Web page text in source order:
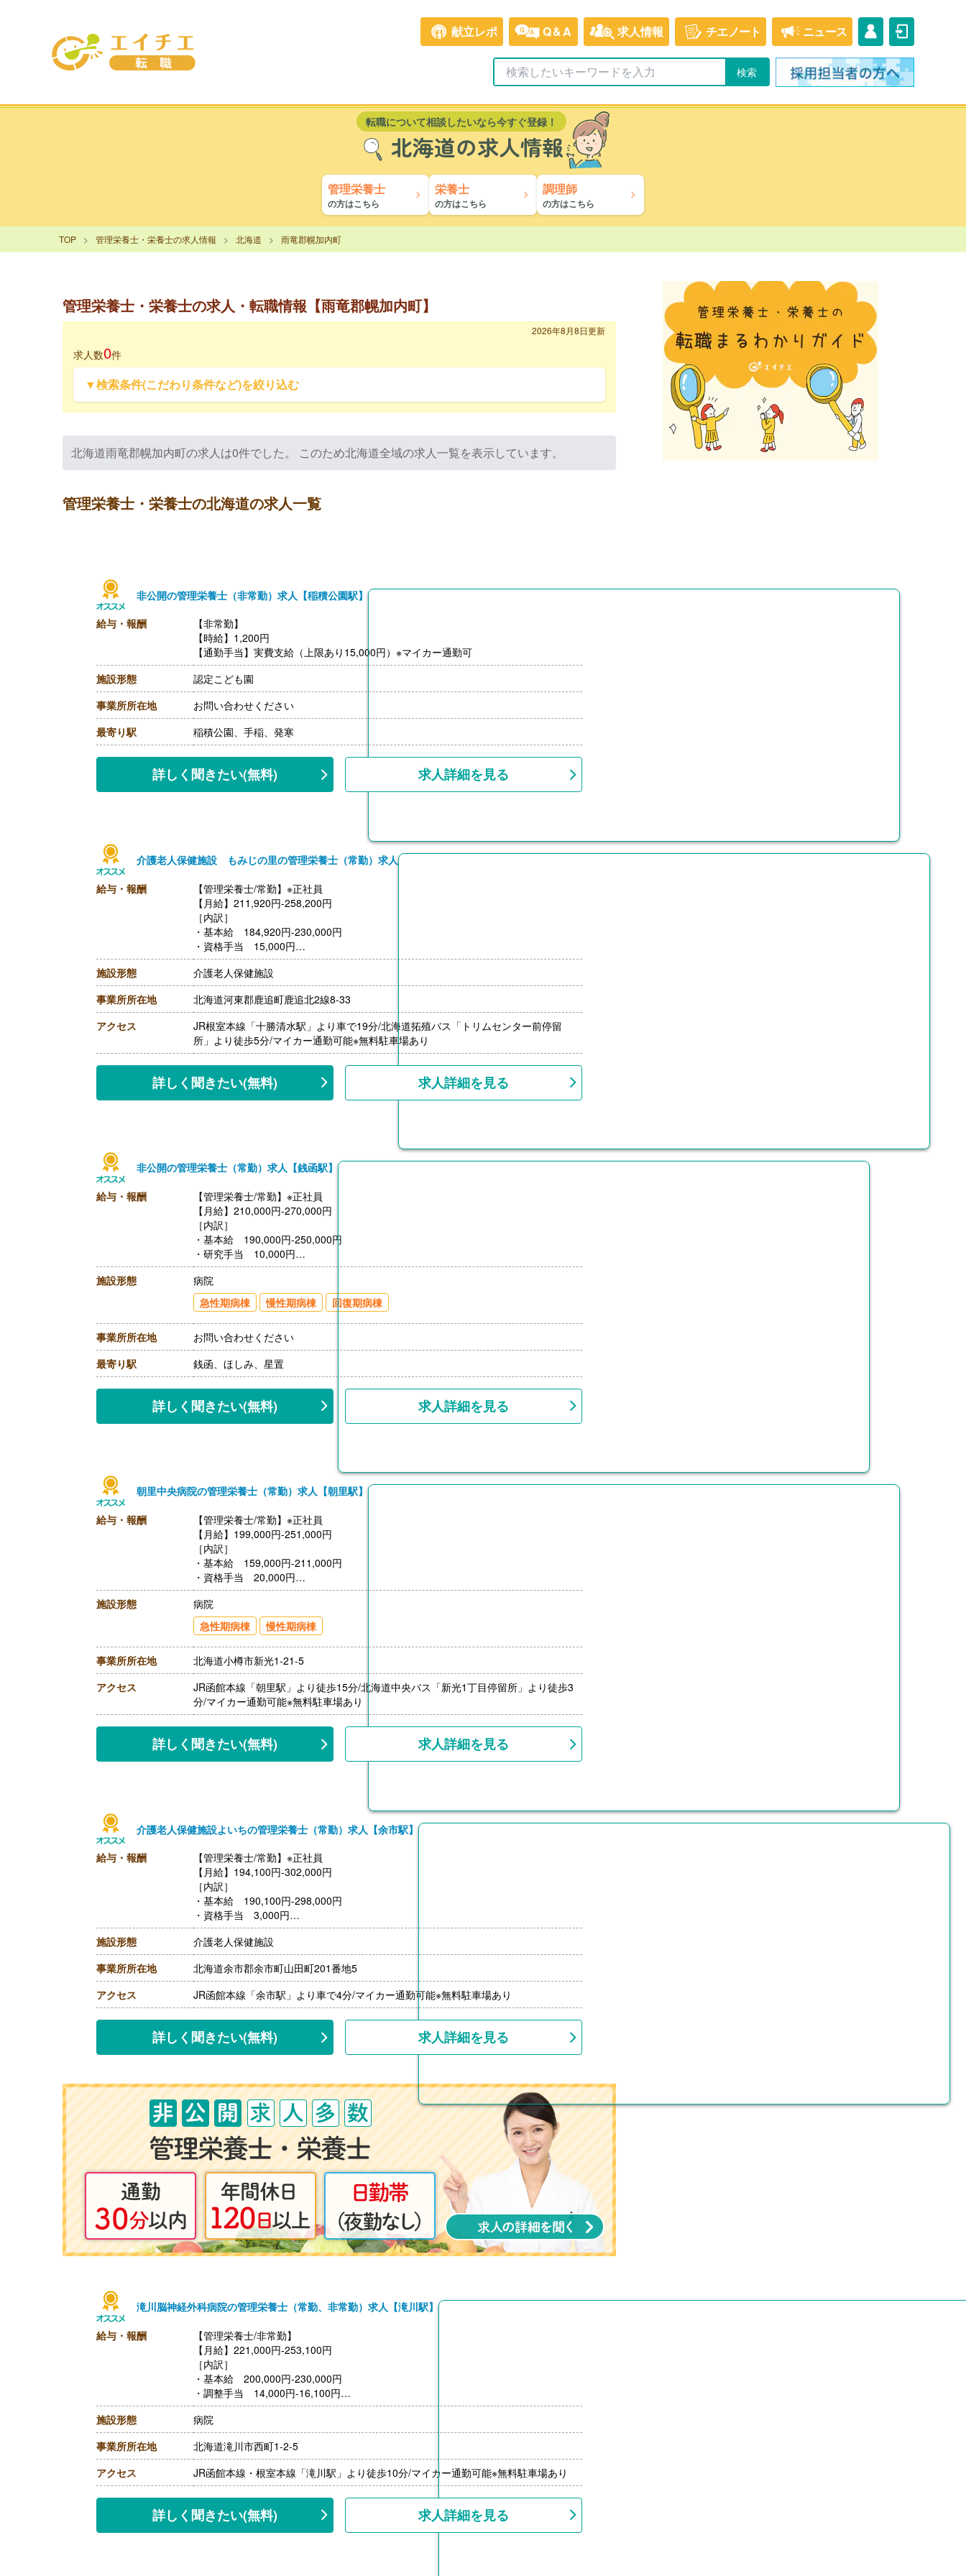
献立レポ Q&A 求人情報 チエノート ニュース
転職について相談したいなら今すぐ登録！
北海道の求人情報
管理栄養士
の方はこちら
栄養士
の方はこちら
調理師
の方はこちら
TOP 管理栄養士・栄養士の求人情報 北海道 雨竜郡幌加内町
管理栄養士・栄養士の求人・転職情報【雨竜郡幌加内町】
2026年8月8日更新
求人数0件
▼検索条件(こだわり条件など)を絞り込む
北海道雨竜郡幌加内町の求人は0件でした。 このため北海道全域の求人一覧を表示しています。
管理栄養士・栄養士の北海道の求人一覧
非公開の管理栄養士（非常勤）求人【稲積公園駅】
給与・報酬
【非常勤】
【時給】1,200円
【通勤手当】実費支給（上限あり15,000円）※マイカー通勤可
施設形態
認定こども園
事業所所在地
お問い合わせください
最寄り駅
稲積公園、手稲、発寒
詳しく聞きたい(無料) 求人詳細を見る
介護老人保健施設 もみじの里の管理栄養士（常勤）求人
給与・報酬
【管理栄養士/常勤】※正社員
【月給】211,920円-258,200円
［内訳］
・基本給 184,920円-230,000円
・資格手当 15,000円
・処遇改善手当 12,000円-13,200円
［その他手当］
・住宅手当 0円-30,000円
・寒冷地手当 60,000円/年（単身）
【賞与】年2回（計4.30ヶ月分）※前年度実績
【通勤手当】あり（上限11,000円/月）※距離に応じて支給
【昇給】あり（1月あたり0円-1,500円）※前年度実績
施設形態
介護老人保健施設
事業所所在地
北海道河東郡鹿追町鹿追北2線8-33
アクセス
JR根室本線「十勝清水駅」より車で19分/北海道拓殖バス「トリムセンター前停留
所」より徒歩5分/マイカー通勤可能※無料駐車場あり
詳しく聞きたい(無料) 求人詳細を見る
非公開の管理栄養士（常勤）求人【銭函駅】
給与・報酬
【管理栄養士/常勤】※正社員
【月給】210,000円-270,000円
［内訳］
・基本給 190,000円-250,000円
・研究手当 10,000円
・ベースアップ手当 10,000円
【賞与】年2回（計4.30ヶ月分）※前年度実績
【通勤手当】あり（上限20,900円/月）※片道2km以上
【昇給】なし
【退職金】あり※勤続3年以上
施設形態
病院
急性期病棟
慢性期病棟 回復期病棟
事業所所在地
お問い合わせください
最寄り駅
銭函、ほしみ、星置
詳しく聞きたい(無料) 求人詳細を見る
朝里中央病院の管理栄養士（常勤）求人【朝里駅】
給与・報酬
【管理栄養士/常勤】※正社員
【月給】199,000円-251,000円
［内訳］
・基本給 159,000円-211,000円
・資格手当 20,000円
・調整手当 10,000円
・住宅手当 10,000円
【賞与】年2回（計3.20ヶ月分）※前年度実績
【通勤手当】あり（上限30,000円/月）
【昇給】あり（1月あたり2,000円）※前年度実績
【退職金】あり※勤続3年以上
施設形態
病院
急性期病棟
慢性期病棟
事業所所在地
北海道小樽市新光1-21-5
アクセス
JR函館本線「朝里駅」より徒歩15分/北海道中央バス「新光1丁目停留所」より徒歩3
分/マイカー通勤可能※無料駐車場あり
詳しく聞きたい(無料) 求人詳細を見る
介護老人保健施設よいちの管理栄養士（常勤）求人【余市駅】
給与・報酬
【管理栄養士/常勤】※正社員
【月給】194,100円-302,000円
［内訳］
・基本給 190,100円-298,000円
・資格手当 3,000円
・処遇改善手当 1,000円
［その他手当］
・住宅手当 上限20,000円
【賞与】年2回（計1.75ヶ月分）※前年度実績
【通勤手当】あり（上限20,000円/月）※20円/km×勤務日数
【昇給】あり（1月あたり1,000円-3,000円）※前年度実績
施設形態
介護老人保健施設
事業所所在地
北海道余市郡余市町山田町201番地5
アクセス
JR函館本線「余市駅」より車で4分/マイカー通勤可能※無料駐車場あり
詳しく聞きたい(無料) 求人詳細を見る
滝川脳神経外科病院の管理栄養士（常勤、非常勤）求人【滝川駅】
給与・報酬
【管理栄養士/非常勤】
【月給】221,000円-253,100円
［内訳］
・基本給 200,000円-230,000円
・調整手当 14,000円-16,100円
・技術手当 7,000円-
【賞与】年2回（計4ヶ月分）※前年度実績
【通勤手当】あり（車の場合 上限15,000円/月）（公共交通機関の場合 上限26,000円/
月）
【昇給】あり（1月あたり1.00％-）※前年度実績
【退職金】あり ※勤続3年以上---
【時給】1,500円
［その他手当］
・技術手当 7,000円
施設形態
病院
事業所所在地
北海道滝川市西町1-2-5
アクセス
JR函館本線・根室本線「滝川駅」より徒歩10分/マイカー通勤可能※無料駐車場あり
詳しく聞きたい(無料) 求人詳細を見る